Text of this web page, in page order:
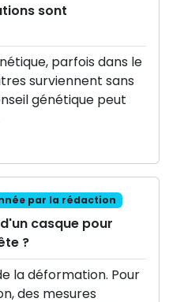
sont
parfois dans le
surviennent sans
génétique peut
par la rédaction
casque pour
?
la déformation. Pour
des mesures